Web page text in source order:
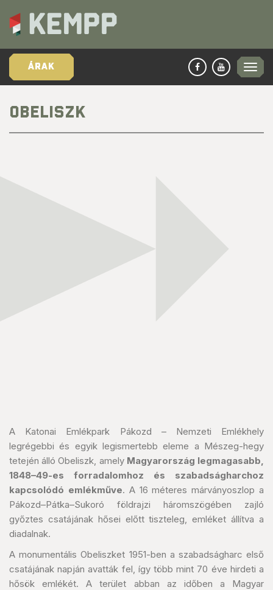
ÁRAK
OBELISZK
A Katonai Emlékpark Pákozd – Nemzeti Emlékhely
legrégebbi és egyik legismertebb eleme a Mészeg-hegy
tetején álló Obeliszk, amely Magyarország legmagasabb,
1848–49-es forradalomhoz és szabadságharchoz
kapcsolódó emlékműve. A 16 méteres márványoszlop a
Pákozd–Pátka–Sukoró földrajzi háromszögében zajló
győztes csatájának hősei előtt tiszteleg, emléket állítva a
diadalnak.
A monumentális Obeliszket 1951-ben a szabadságharc első
csatájának napján avatták fel, így több mint 70 éve hirdeti a
hősök emlékét. A terület abban az időben a Magyar